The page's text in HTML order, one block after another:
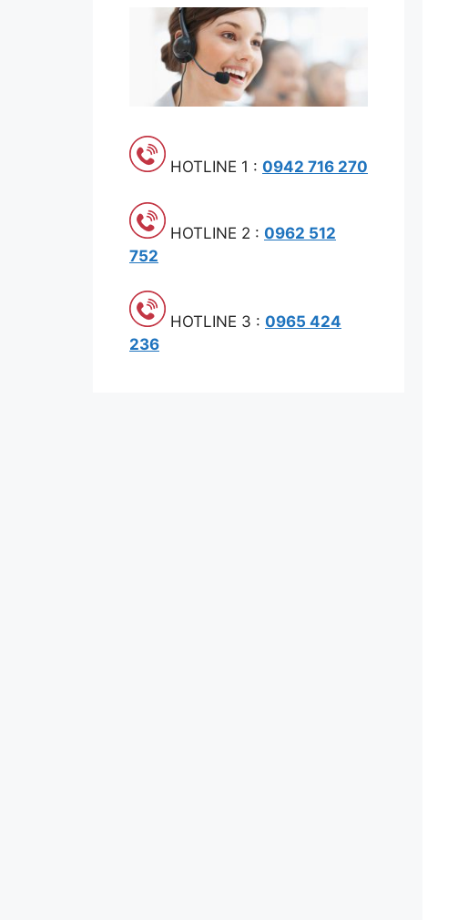
HOTLINE 1 : 0942 716 270
HOTLINE 2 : 0962 512
752
HOTLINE 3 : 0965 424
236